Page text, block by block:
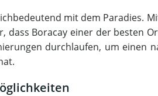
mit dem Paradies.
dass Boracay einer der besten
durchlaufen, um einen